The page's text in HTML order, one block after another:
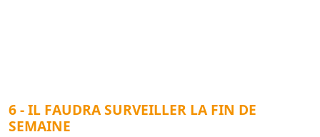
6 - IL FAUDRA SURVEILLER LA FIN DE
SEMAINE